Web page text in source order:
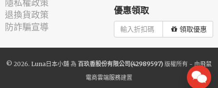
隱私權政策
退換貨政策
防詐騙宣導
優惠領取
領取優惠
© 2026. Luna日本小舖 為 百玖香股份有限公司(42989597) 版權所有 - 由飛鼠
電商雲端服務建置